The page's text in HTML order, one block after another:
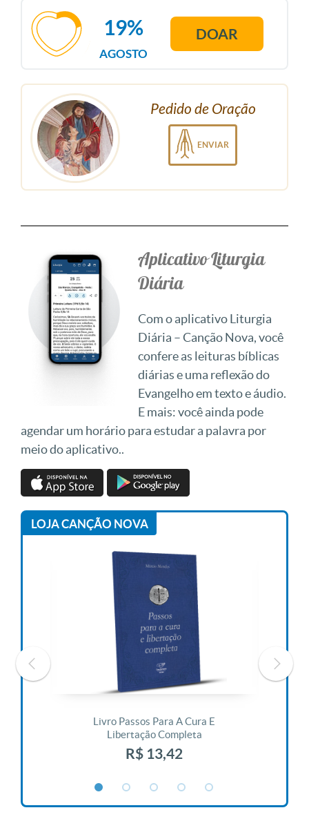
AGOSTO
19% DOAR
Pedido de Oração
ENVIAR
Aplicativo Liturgia
Diária
Com o aplicativo Liturgia
Diária – Canção Nova, você
confere as leituras bíblicas
diárias e uma reflexão do
Evangelho em texto e áudio.
E mais: você ainda pode
agendar um horário para estudar a palavra por
meio do aplicativo..
LOJA CANÇÃO NOVA
Livro Passos Para A Cura E
Libertação Completa
R$ 13,42